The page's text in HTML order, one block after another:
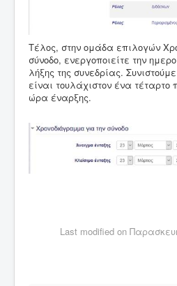
Τέλος, στην ομάδα επιλογών
σύνοδο, ενεργοποιείτε την
λήξης της συνεδρίας.
είναι τουλάχιστον ένα τέταρτο
ώρα έναρξης.
Last modified on